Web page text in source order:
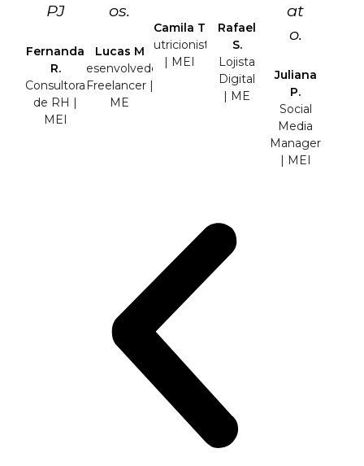
PJ
Fernanda
R.
Consultora
de RH |
MEI
os.
Lucas M
Desenvolvedor
Freelancer |
ME
Camila T
Nutricionista
| MEI
Rafael
S.
Lojista
Digital
| ME
at
o.
Juliana
P.
Social
Media
Manager
| MEI